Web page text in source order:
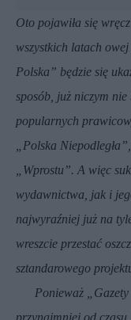
Oto pojawiła się
wszystkich latach
Polska” będzie się
sposób, już niczym
popularnych
„Polska
„Wprostu”. A więc
wydawnictwa, jak i
najwyraźniej już na
wreszcie przestać
sztandarowego
Ponieważ „Gazety
przynajmniej od